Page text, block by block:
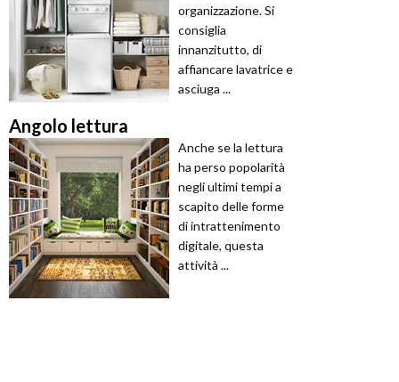
organizzazione. Si
consiglia
innanzitutto, di
affiancare lavatrice e
asciuga ...
Angolo lettura
Anche se la lettura
ha perso popolarità
negli ultimi tempi a
scapito delle forme
di intrattenimento
digitale, questa
attività ...